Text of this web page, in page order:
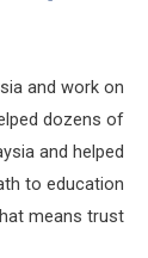
and work on
dozens of
and helped
to education
means trust!